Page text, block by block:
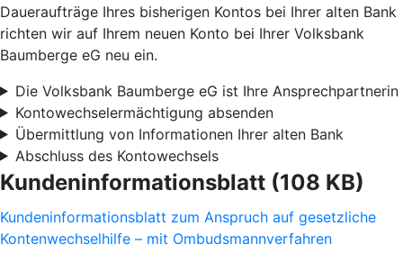
Daueraufträge Ihres bisherigen Kontos bei Ihrer alten Bank
richten wir auf Ihrem neuen Konto bei Ihrer Volksbank
Baumberge eG neu ein.
Die Volksbank Baumberge eG ist Ihre Ansprechpartnerin
Kontowechselermächtigung absenden
Übermittlung von Informationen Ihrer alten Bank
Abschluss des Kontowechsels
Kundeninformationsblatt (108 KB)
Kundeninformationsblatt zum Anspruch auf gesetzliche
Kontenwechselhilfe – mit Ombudsmannverfahren